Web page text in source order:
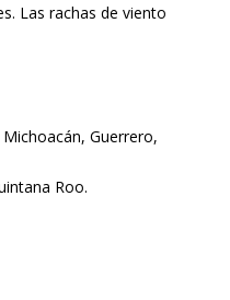
Las rachas de viento
Guerrero,
Roo.